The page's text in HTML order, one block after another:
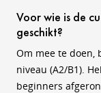
Voor wie is de
geschikt?
Om mee te doen,
niveau (A2/B1).
beginners